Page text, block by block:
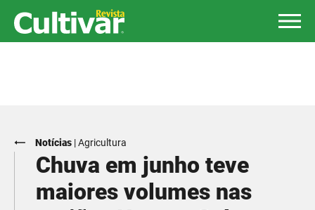
Notícias |Agricultura
Chuva em junho teve
maiores volumes nas